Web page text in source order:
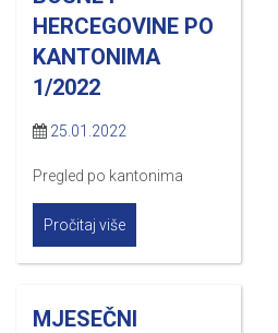
HERCEGOVINE PO
KANTONIMA
1/2022
25.01.2022
Pregled po kantonima
Pročitaj više
MJESEČNI